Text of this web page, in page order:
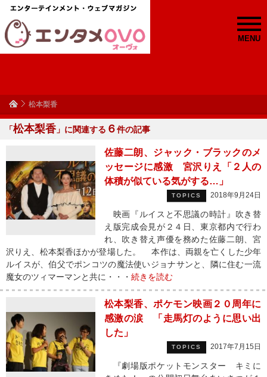
MENU
松本梨香
「松本梨香 」に関連する ６件の記事
佐藤二朗、ジャック・ブラックのメ
ッセージに感激 宮沢りえ「２人の
体積が似ている気がする…」
TOPICS 2018年9月24日
映画『ルイスと不思議の時計』吹き替
え版完成会見が２４日、東京都内で行わ
れ、吹き替え声優を務めた佐藤二朗、宮
沢りえ、松本梨香ほかが登場した。 本作は、両親を亡くした少年
ルイスが、伯父でポンコツの魔法使いジョナサンと、隣に住む一流
魔女のツィマーマンと共に・・・ 続きを読む
松本梨香、ポケモン映画２０周年に
感激の涙 「走馬灯のように思い出
した」
TOPICS 2017年7月15日
『劇場版ポケットモンスター キミに